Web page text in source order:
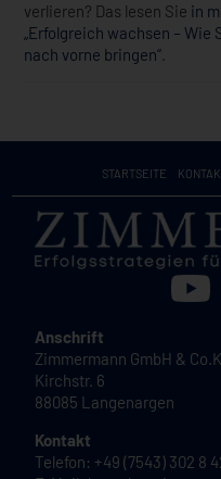
verlieren? Das lesen Sie in
„Erfolgreich wachsen –
nach vorne bringen“
STARTSEITE
Anschrift
Zimmermann GmbH &
Kirchstr. 6
88085 Langenargen
Kontakt
Telefon: +49 (7543) 302 8